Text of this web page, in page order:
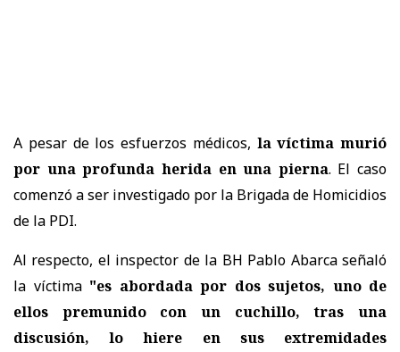
A pesar de los esfuerzos médicos, la víctima murió
por una profunda herida en una pierna. El caso
comenzó a ser investigado por la Brigada de Homicidios
de la PDI.
Al respecto, el inspector de la BH Pablo Abarca señaló
la víctima "es abordada por dos sujetos, uno de
ellos premunido con un cuchillo, tras una
discusión, lo hiere en sus extremidades